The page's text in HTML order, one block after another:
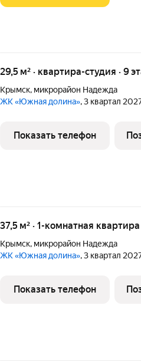
29,5 м² · квартира-студия · 9
Крымск, микрорайон Надежда
ЖК «Южная долина», 3 квартал
Показать телефон
37,5 м² · 1-комнатная
Крымск, микрорайон Надежда
ЖК «Южная долина», 3 квартал
Показать телефон